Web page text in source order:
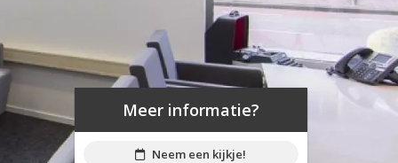
Meer informatie?
Neem een kijkje!